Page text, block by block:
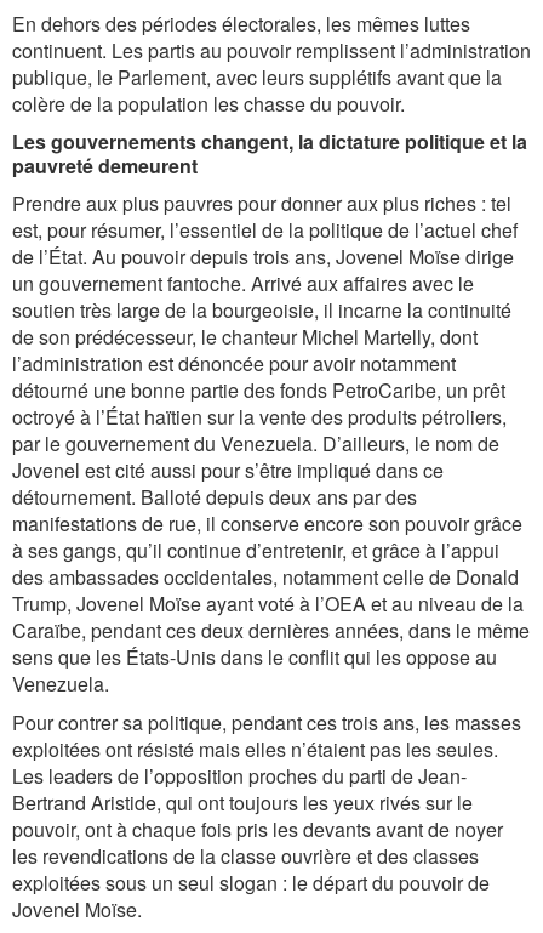
En dehors des périodes électorales, les mêmes luttes
continuent. Les partis au pouvoir remplissent l’administration
publique, le Parlement, avec leurs supplétifs avant que la
colère de la population les chasse du pouvoir.
Les gouvernements changent, la dictature politique et la
pauvreté demeurent
Prendre aux plus pauvres pour donner aux plus riches : tel
est, pour résumer, l’essentiel de la politique de l’actuel chef
de l’État. Au pouvoir depuis trois ans, Jovenel Moïse dirige
un gouvernement fantoche. Arrivé aux affaires avec le
soutien très large de la bourgeoisie, il incarne la continuité
de son prédécesseur, le chanteur Michel Martelly, dont
l’administration est dénoncée pour avoir notamment
détourné une bonne partie des fonds PetroCaribe, un prêt
octroyé à l’État haïtien sur la vente des produits pétroliers,
par le gouvernement du Venezuela. D’ailleurs, le nom de
Jovenel est cité aussi pour s’être impliqué dans ce
détournement. Balloté depuis deux ans par des
manifestations de rue, il conserve encore son pouvoir grâce
à ses gangs, qu’il continue d’entretenir, et grâce à l’appui
des ambassades occidentales, notamment celle de Donald
Trump, Jovenel Moïse ayant voté à l’OEA et au niveau de la
Caraïbe, pendant ces deux dernières années, dans le même
sens que les États-Unis dans le conflit qui les oppose au
Venezuela.
Pour contrer sa politique, pendant ces trois ans, les masses
exploitées ont résisté mais elles n’étaient pas les seules.
Les leaders de l’opposition proches du parti de Jean-
Bertrand Aristide, qui ont toujours les yeux rivés sur le
pouvoir, ont à chaque fois pris les devants avant de noyer
les revendications de la classe ouvrière et des classes
exploitées sous un seul slogan : le départ du pouvoir de
Jovenel Moïse.